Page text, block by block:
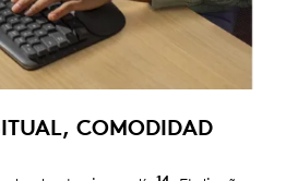
COMODIDAD